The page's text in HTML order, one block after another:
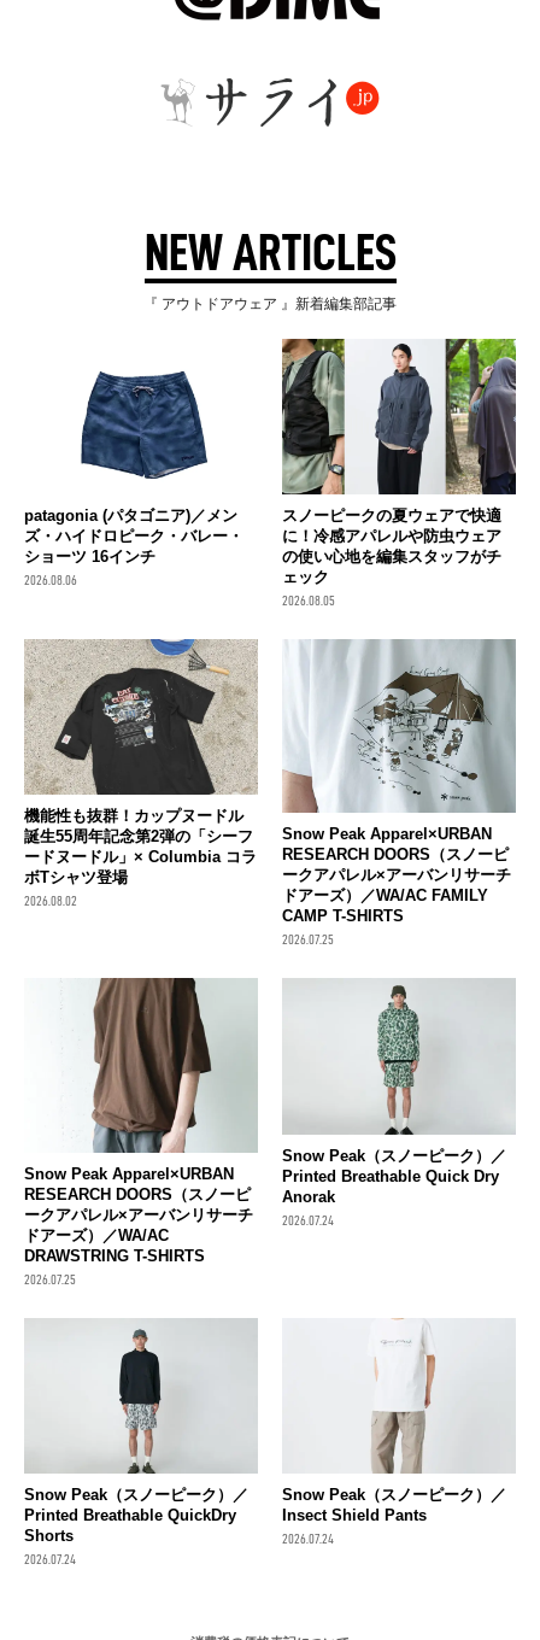
NEW ARTICLES
『 アウトドアウェア 』新着編集部記事
patagonia (パタゴニア)／メン
ズ・ハイドロピーク・バレー・
ショーツ 16インチ
2026.08.06
スノーピークの夏ウェアで快適
に！冷感アパレルや防虫ウェア
の使い心地を編集スタッフがチ
ェック
2026.08.05
機能性も抜群！カップヌードル
誕生55周年記念第2弾の「シーフ
ードヌードル」× Columbia コラ
ボTシャツ登場
2026.08.02
Snow Peak Apparel×URBAN
RESEARCH DOORS（スノーピ
ークアパレル×アーバンリサーチ
ドアーズ）／WA/AC FAMILY
CAMP T-SHIRTS
2026.07.25
Snow Peak Apparel×URBAN
RESEARCH DOORS（スノーピ
ークアパレル×アーバンリサーチ
ドアーズ）／WA/AC
DRAWSTRING T-SHIRTS
2026.07.25
Snow Peak（スノーピーク）／
Printed Breathable Quick Dry
Anorak
2026.07.24
Snow Peak（スノーピーク）／
Printed Breathable QuickDry
Shorts
2026.07.24
Snow Peak（スノーピーク）／
Insect Shield Pants
2026.07.24